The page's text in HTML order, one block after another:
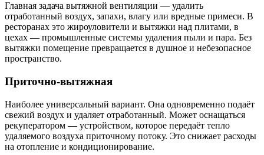
Главная задача вытяжной вентиляции — удалить
отработанный воздух, запахи, влагу или вредные примеси. В
ресторанах это жироуловители и вытяжки над плитами, в
цехах — промышленные системы удаления пыли и пара. Без
вытяжки помещение превращается в душное и небезопасное
пространство.
Приточно-вытяжная
Наиболее универсальный вариант. Она одновременно подаёт
свежий воздух и удаляет отработанный. Может оснащаться
рекуператором — устройством, которое передаёт тепло
удаляемого воздуха приточному потоку. Это снижает расходы
на отопление и кондиционирование.